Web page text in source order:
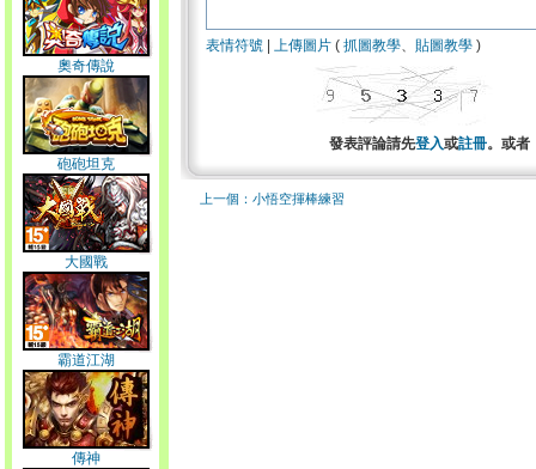
奧奇傳說
砲砲坦克
大國戰
霸道江湖
傳神
表情符號 上傳圖片 ( 抓圖教學、 貼圖教學 )
發表評論請先登入或註冊。或者
上一個：小悟空揮棒練習